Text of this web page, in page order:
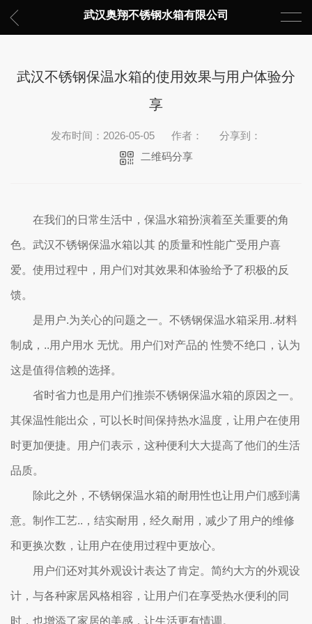
武汉奥翔不锈钢水箱有限公司
武汉不锈钢保温水箱的使用效果与用户体验分
享
发布时间：2026-05-05 作者：
分享到：
二维码分享
在我们的日常生活中，保温水箱扮演着至关重要的角
色。武汉不锈钢保温水箱以其 的质量和性能广受用户喜
爱。使用过程中，用户们对其效果和体验给予了积极的反
馈。
是用户.为关心的问题之一。不锈钢保温水箱采用..材料
制成，..用户用水 无忧。用户们对产品的 性赞不绝口，认为
这是值得信赖的选择。
省时省力也是用户们推崇不锈钢保温水箱的原因之一。
其保温性能出众，可以长时间保持热水温度，让用户在使用
时更加便捷。用户们表示，这种便利大大提高了他们的生活
品质。
除此之外，不锈钢保温水箱的耐用性也让用户们感到满
意。制作工艺..，结实耐用，经久耐用，减少了用户的维修
和更换次数，让用户在使用过程中更放心。
用户们还对其外观设计表达了肯定。简约大方的外观设
计，与各种家居风格相容，让用户们在享受热水便利的同
时，也增添了家居的美感，让生活更有情调。